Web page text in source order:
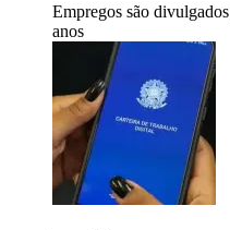
Empregos são
anos